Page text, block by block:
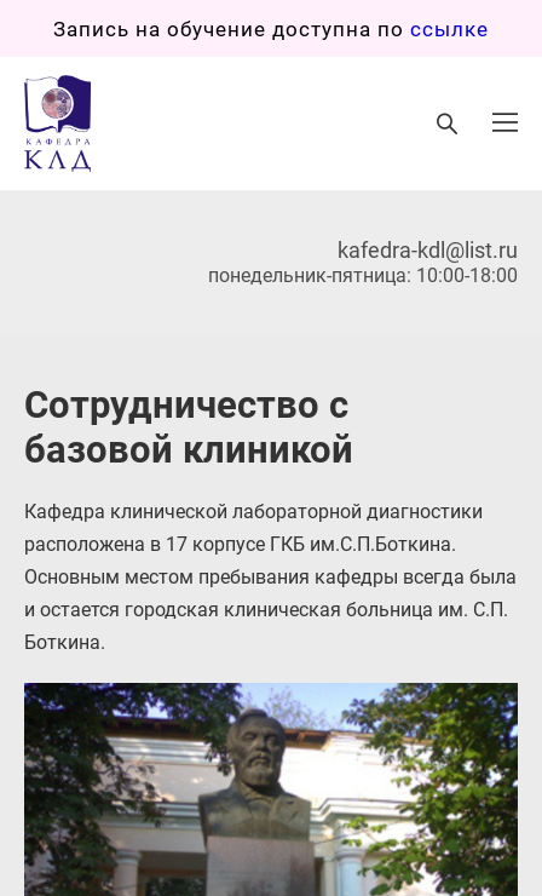
Запись на обучение доступна по ссылке
kafedra-kdl@list.ru
понедельник-пятница: 10:00-18:00
Сотрудничество с
базовой клиникой
Кафедра клинической лабораторной диагностики
расположена в 17 корпусе ГКБ им.С.П.Боткина.
Основным местом пребывания кафедры всегда была
и остается городская клиническая больница им. С.П.
Боткина.